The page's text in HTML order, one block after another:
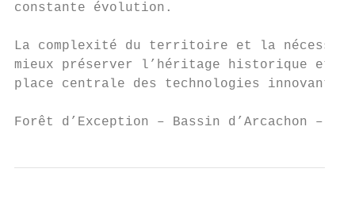
constante évolution.
La complexité du territoire et la nécessité
mieux préserver l’héritage historique et
place centrale des technologies
Forêt d’Exception – Bassin